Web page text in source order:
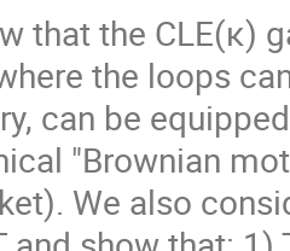
that the CLE(κ)
the loops
can be
"Brownian
We also